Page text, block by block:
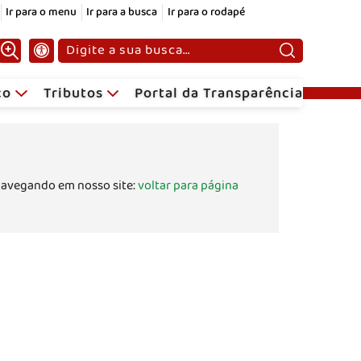
Ir para o menu Ir para a busca Ir para o rodapé
Pesquisar:
Tributos Portal da Transparência
em nosso site:voltar para página